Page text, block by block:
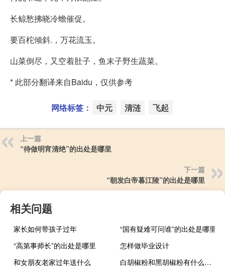
长鲸愁拂晓冷蟾催促。
要百柁倾斜.，万花流玉。
山菜倒尽，又空着肚子，鱼末子野生蔬菜。
* 此部分翻译来自Baidu，仅供参考
网络标签： 中元 清涟 飞起
上一篇
“待做明宵清绝”的出处是哪里
下一篇
“朝发白帝暮江陵”的出处是哪里
相关问题
家长如何带孩子过年
“国有疑难可问谁”的出处是哪里
“高第事师长”的出处是哪里
怎样做毕业设计
和女朋友老家过年送什么
白胡椒粉和黑胡椒粉有什么区别